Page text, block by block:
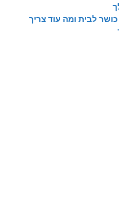
לבית ומה עוד צריך